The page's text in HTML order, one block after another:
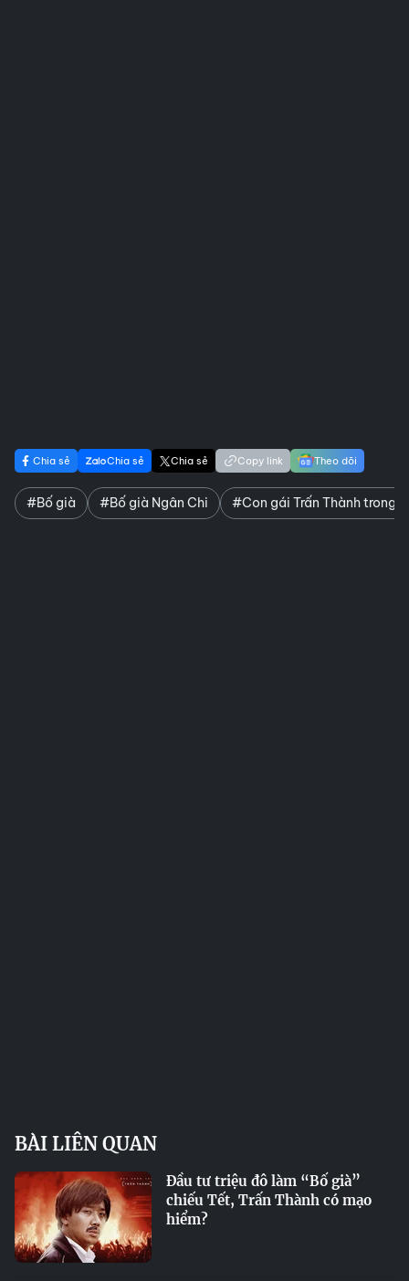
Chia sẻ Chia sẻ Chia sẻ Copy link Theo dõi
#Bố già #Bố già Ngân Chi #Con gái Trấn Thành trong
BÀI LIÊN QUAN
Đầu tư triệu đô làm “Bố già”
chiếu Tết, Trấn Thành có mạo
hiểm?